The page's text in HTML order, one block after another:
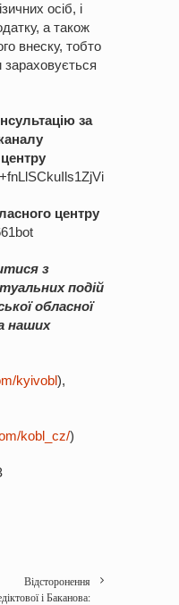
осіб, і
а також
внеску, тобто
зараховується
за
центру
з
подій
обласної
наших
kyivobl),
kobl_cz/)
Відсторонення
і Баканова: